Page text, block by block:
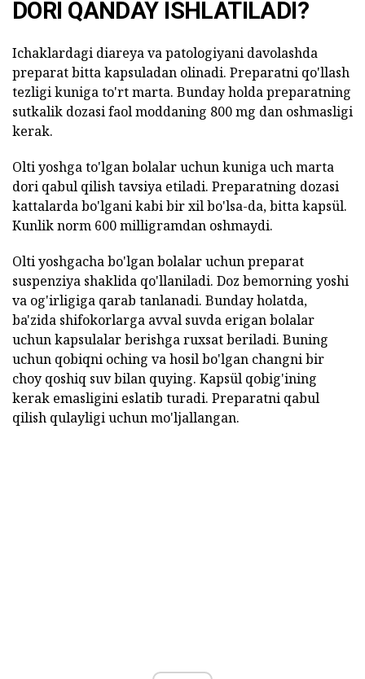
DORI QANDAY ISHLATILADI?
Ichaklardagi diareya va patologiyani davolashda
preparat bitta kapsuladan olinadi. Preparatni qo'llash
tezligi kuniga to'rt marta. Bunday holda preparatning
sutkalik dozasi faol moddaning 800 mg dan oshmasligi
kerak.
Olti yoshga to'lgan bolalar uchun kuniga uch marta
dori qabul qilish tavsiya etiladi. Preparatning dozasi
kattalarda bo'lgani kabi bir xil bo'lsa-da, bitta kapsül.
Kunlik norm 600 milligramdan oshmaydi.
Olti yoshgacha bo'lgan bolalar uchun preparat
suspenziya shaklida qo'llaniladi. Doz bemorning yoshi
va og'irligiga qarab tanlanadi. Bunday holatda,
ba'zida shifokorlarga avval suvda erigan bolalar
uchun kapsulalar berishga ruxsat beriladi. Buning
uchun qobiqni oching va hosil bo'lgan changni bir
choy qoshiq suv bilan quying. Kapsül qobig'ining
kerak emasligini eslatib turadi. Preparatni qabul
qilish qulayligi uchun mo'ljallangan.